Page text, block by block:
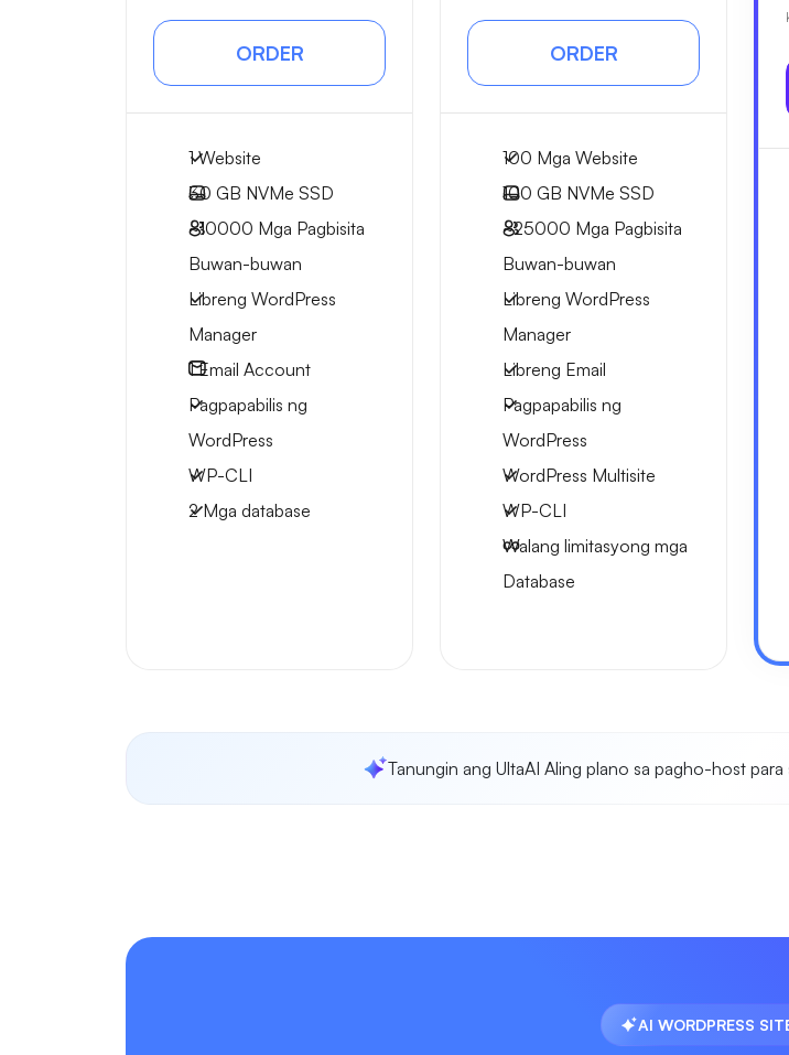
ORDER
1 Website
30 GB NVMe SSD
~10000 Mga Pagbisita
Buwan-buwan
Libreng WordPress
Manager
1Email Account
Pagpapabilis ng
WordPress
WP-CLI
2 Mga database
ORDER
100 Mga Website
100 GB NVMe SSD
~25000 Mga Pagbisita
Buwan-buwan
Libreng WordPress
Manager
Libreng Email
Pagpapabilis ng
WordPress
WordPress Multisite
WP-CLI
Walang limitasyong mga
Database
Tanungin ang UltaAI Aling plano sa pagho-host
AI WORDPRESS